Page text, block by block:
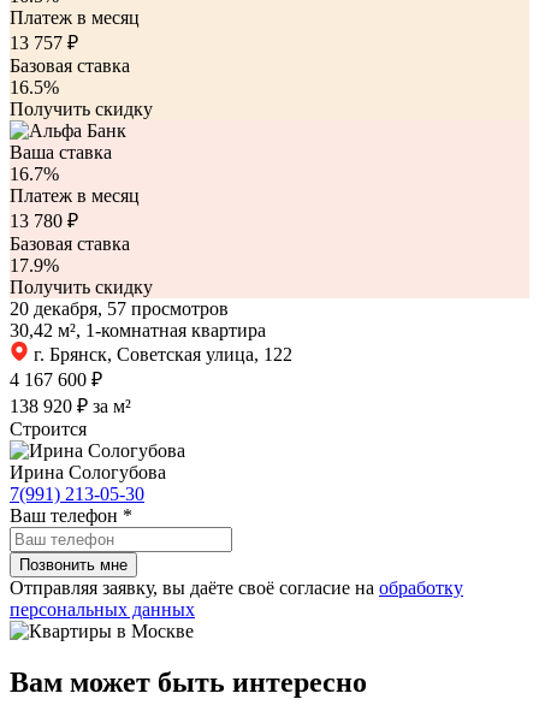
Платеж в месяц
13 757 ₽
Базовая ставка
16.5%
Получить скидку
Ваша ставка
16.7%
Платеж в месяц
13 780 ₽
Базовая ставка
17.9%
Получить скидку
20 декабря, 57 просмотров
30,42 м², 1-комнатная квартира
г. Брянск, Советская улица, 122
4 167 600 ₽
138 920 ₽ за м²
Строится
Ирина Сологубова
7(991) 213-05-30
Ваш телефон *
Отправляя заявку, вы даёте своё согласие на обработку
персональных данных
Вам может быть интересно